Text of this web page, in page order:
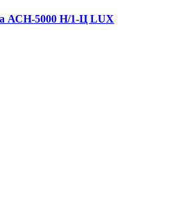
АСН-5000 Н/1-Ц LUX